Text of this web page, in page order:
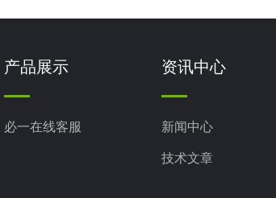
产品展示
必一在线客服
资讯中心
新闻中心
技术文章